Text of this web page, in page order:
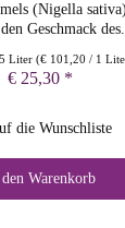
(Nigella
Geschmack
Liter (€ 101,20 / 1
€ 25,30 *
die Wunschliste
Warenkorb